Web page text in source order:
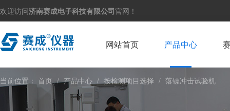
欢迎访问济南赛成电子科技有限公司官网！
网站首页 产品中心
当前位置： 首页 / 产品中心 / 按检测项目选择 / 落镖冲击试验机